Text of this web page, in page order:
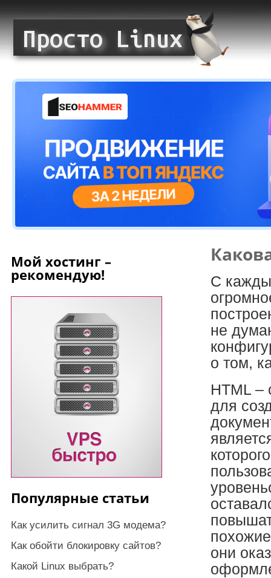
С
не
о том,
HTML –
для
они
Мой хостинг –
рекомендую!
Популярные статьи
Как усилить сигнал 3G модема?
Как обойти блокировку сайтов?
Какой Linux выбрать?